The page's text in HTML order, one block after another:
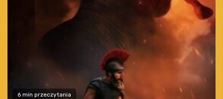
6 min przeczytania